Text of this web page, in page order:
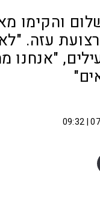
והקימו
עזה.
"אנחנו